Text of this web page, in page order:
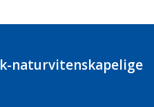
naturvitenskapelige